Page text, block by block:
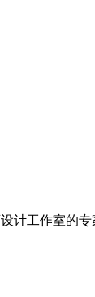
计工作室的